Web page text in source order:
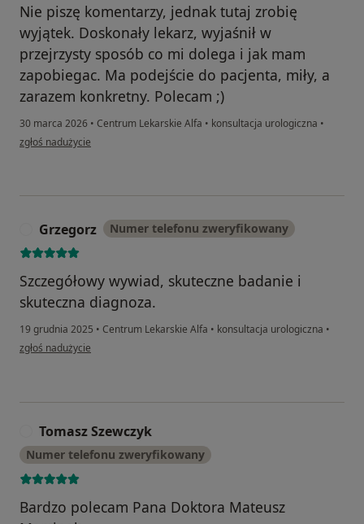
Nie piszę komentarzy, jednak tutaj zrobię
wyjątek. Doskonały lekarz, wyjaśnił w
przejrzysty sposób co mi dolega i jak mam
zapobiegac. Ma podejście do pacjenta, miły, a
zarazem konkretny. Polecam ;)
30 marca 2026 • Centrum Lekarskie Alfa • konsultacja urologiczna •
w opinii użytkownika KC
zgłoś nadużycie
Grzegorz Numer telefonu zweryfikowany
Szczegółowy wywiad, skuteczne badanie i
skuteczna diagnoza.
19 grudnia 2025 • Centrum Lekarskie Alfa • konsultacja urologiczna •
w opinii użytkownika Grzegorz
zgłoś nadużycie
Tomasz Szewczyk
Numer telefonu zweryfikowany
Bardzo polecam Pana Doktora Mateusz